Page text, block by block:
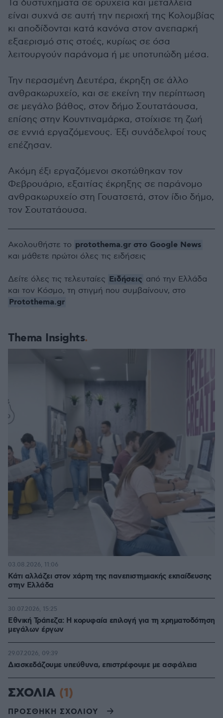
Τα δυστυχήματα σε ορυχεία και μεταλλεία
είναι συχνά σε αυτή την περιοχή της Κολομβίας
κι αποδίδονται κατά κανόνα στον ανεπαρκή
εξαερισμό στις στοές, κυρίως σε όσα
λειτουργούν παράνομα ή με υποτυπώδη μέσα.
Την περασμένη Δευτέρα, έκρηξη σε άλλο
ανθρακωρυχείο, και σε εκείνη την περίπτωση
σε μεγάλο βάθος, στον δήμο Σουτατάουσα,
επίσης στην Κουντιναμάρκα, στοίχισε τη ζωή
σε εννιά εργαζόμενους. Έξι συνάδελφοί τους
επέζησαν.
Ακόμη έξι εργαζόμενοι σκοτώθηκαν τον
Φεβρουάριο, εξαιτίας έκρηξης σε παράνομο
ανθρακωρυχείο στη Γουατσετά, στον ίδιο δήμο,
τον Σουτατάουσα.
Thema Insights
Κάτι αλλάζει στον χάρτη της πανεπιστημιακής εκπαίδευσης
στην Ελλάδα
03.08.2026, 11:06
Εθνική Τράπεζα: Η κορυφαία επιλογή για τη χρηματοδότηση
μεγάλων έργων
30.07.2026, 15:25
Διασκεδάζουμε υπεύθυνα, επιστρέφουμε με ασφάλεια
29.07.2026, 09:39
Ακολουθήστε το protothema.gr στο Google News
και μάθετε πρώτοι όλες τις ειδήσεις
Δείτε όλες τις τελευταίες Ειδήσεις από την Ελλάδα
και τον Κόσμο, τη στιγμή που συμβαίνουν, στο
Protothema.gr
ΣΧΟΛΙΑ (1)
ΠΡΟΣΘΗΚΗ ΣΧΟΛΙΟΥ